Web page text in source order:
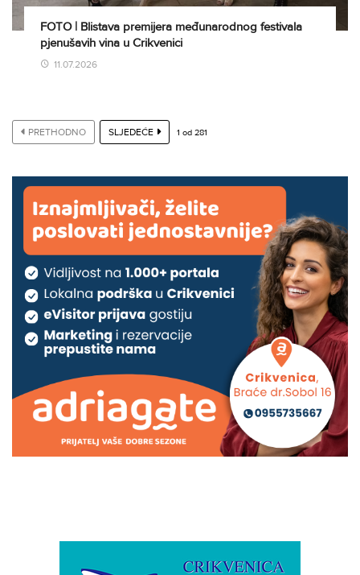
FOTO | Blistava premijera međunarodnog festivala
pjenušavih vina u Crikvenici
11.07.2026
PRETHODNO SLJEDEĆE 1 od 281